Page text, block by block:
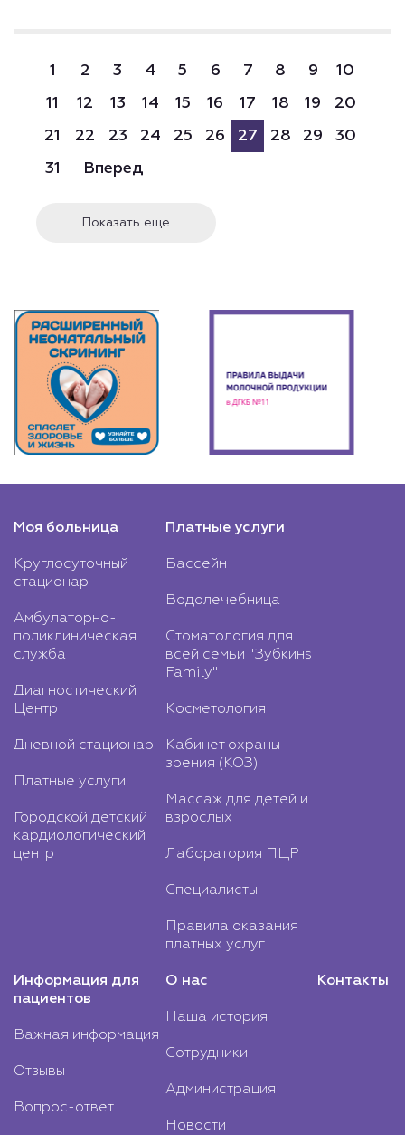
1 2 3 4 5 6 7 8 9
10
11
12 13 14 15 16 17 18 19
20
21
22 23 24 25 26 27 28 29
30
31
Вперед
Показать еще
Моя больница
Круглосуточный
стационар
Амбулаторно-
поликлиническая
служба
Диагностический
Центр
Дневной стационар
Платные услуги
Городской детский
кардиологический
центр
Платные услуги
Бассейн
Водолечебница
Стоматология для
всей семьи "Зубкинs
Family"
Косметология
Кабинет охраны
зрения (КОЗ)
Массаж для детей и
взрослых
Лаборатория ПЦР
Специалисты
Правила оказания
платных услуг
Информация для
пациентов
Важная информация
Отзывы
Вопрос-ответ
О нас
Наша история
Сотрудники
Администрация
Новости
Контакты